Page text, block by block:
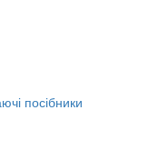
посібники